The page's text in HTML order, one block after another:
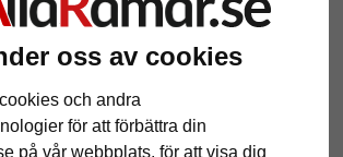
oss av cookies
och andra
för att förbättra din
på vår webbplats, för att visa dig